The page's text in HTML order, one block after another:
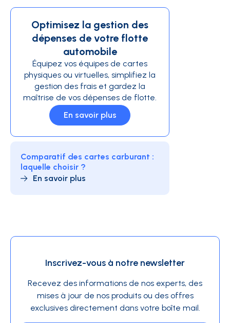
Optimisez la gestion des
dépenses de votre flotte
automobile
Équipez vos équipes de cartes
physiques ou virtuelles, simplifiez la
gestion des frais et gardez la
maîtrise de vos dépenses de flotte.
En savoir plus
Comparatif des cartes carburant :
laquelle choisir ?
En savoir plus
Inscrivez-vous à notre newsletter
Recevez des informations de nos experts, des
mises à jour de nos produits ou des offres
exclusives directement dans votre boîte mail.